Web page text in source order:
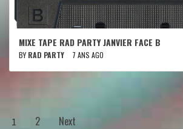
MIXE TAPE RAD PARTY JANVIER FACE B
BY RAD PARTY 7 ANS AGO
1 2 Next